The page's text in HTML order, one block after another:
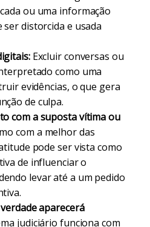
ou uma informação
distorcida e usada
Excluir conversas ou
como uma
evidências, o que gera
de culpa.
com a suposta vítima ou
com a melhor das
pode ser vista como
de influenciar o
levar até a um pedido
aparecerá
judiciário funciona com